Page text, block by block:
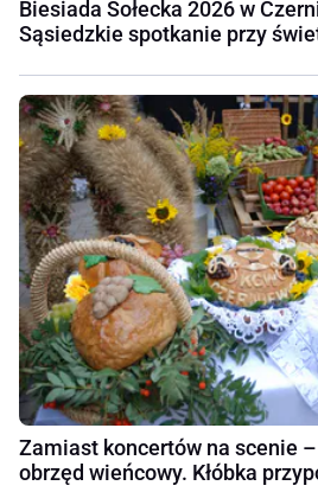
Biesiada Sołecka 2026 w
Sąsiedzkie spotkanie przy
Zamiast koncertów na scenie
obrzęd wieńcowy. Kłóbka